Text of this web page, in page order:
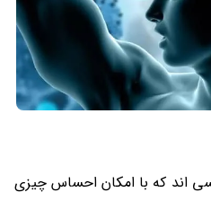
اند که با امکان احساس چیزی